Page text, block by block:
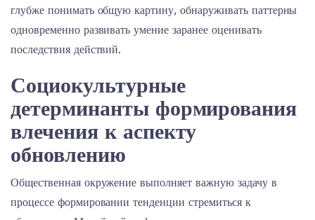
глубже понимать общую картину, обнаруживать паттерны
одновременно развивать умение заранее оценивать
последствия действий.
Социокультурные
детерминанты формирования
влечения к аспекту
обновлению
Общественная окружение выполняет важную задачу в
процессе формировании тенденции стремиться к